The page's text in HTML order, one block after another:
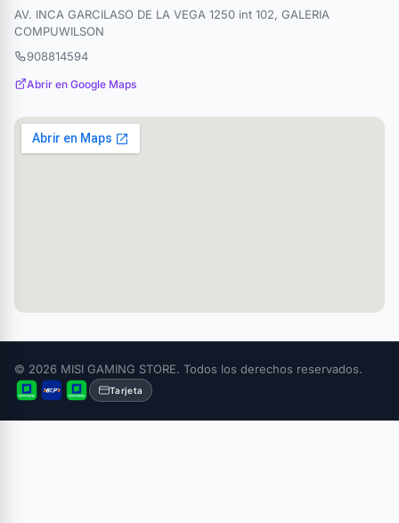
AV. INCA GARCILASO DE LA VEGA 1250 int 102, GALERIA
COMPUWILSON
908814594
Abrir en Google Maps
© 2026 MISI GAMING STORE. Todos los derechos reservados.
Tarjeta